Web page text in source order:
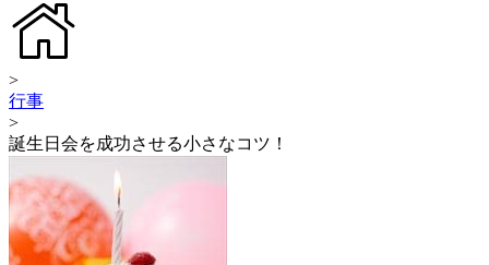
>
行事
>
誕生日会を成功させる小さなコツ！